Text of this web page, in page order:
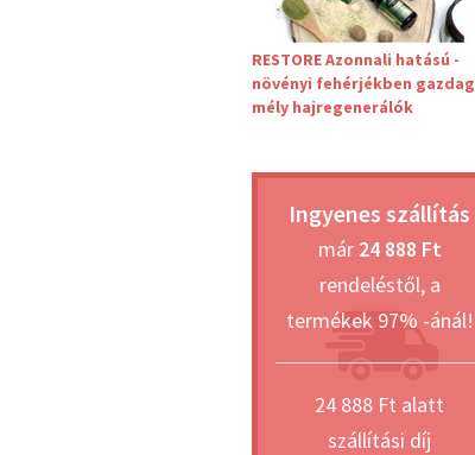
RESTORE Azonnali hatású -
növényi fehérjékben gazdag
mély hajregenerálók
Ingyenes szállítás
már 24 888 Ft
rendeléstől, a
termékek 97% -ánál!
24 888 Ft alatt
szállítási díj